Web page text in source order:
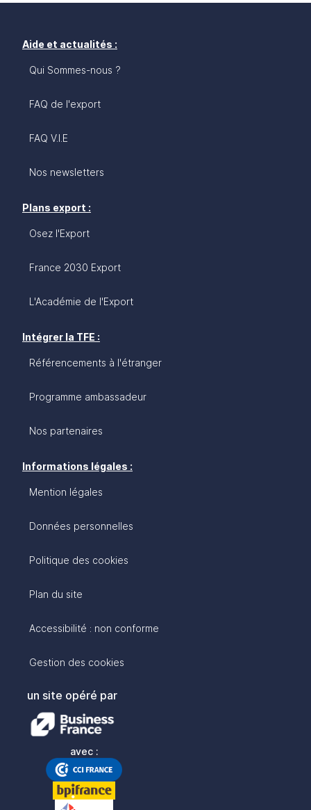
Aide et actualités :
Qui Sommes-nous ?
FAQ de l'export
FAQ V.I.E
Nos newsletters
Plans export :
Osez l'Export
France 2030 Export
L'Académie de l'Export
Intégrer la TFE :
Référencements à l'étranger
Programme ambassadeur
Nos partenaires
Informations légales :
Mention légales
Données personnelles
Politique des cookies
Plan du site
Accessibilité : non conforme
Gestion des cookies
un site opéré par
avec :